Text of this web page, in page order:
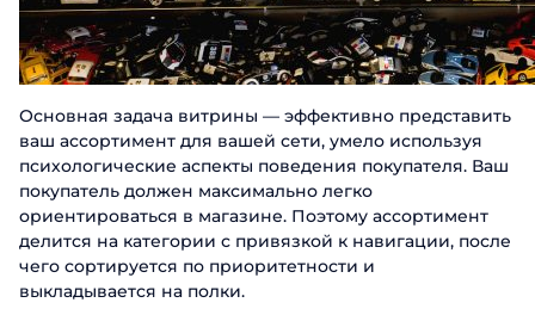
Основная задача витрины — эффективно представить
ваш ассортимент для вашей сети, умело используя
психологические аспекты поведения покупателя. Ваш
покупатель должен максимально легко
ориентироваться в магазине. Поэтому ассортимент
делится на категории с привязкой к навигации, после
чего сортируется по приоритетности и
выкладывается на полки.